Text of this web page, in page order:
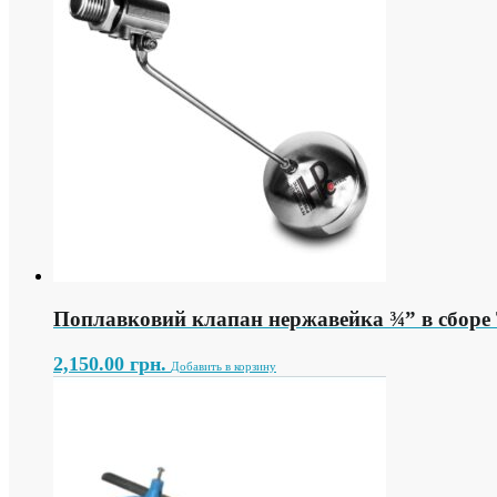
Поплавковий клапан нержавейка ¾” в сборе
2,150.00 грн. Добавить в корзину